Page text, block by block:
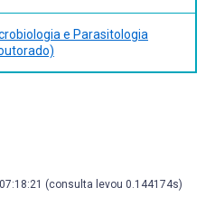
e Parasitologia
(consulta levou 0.144174s)